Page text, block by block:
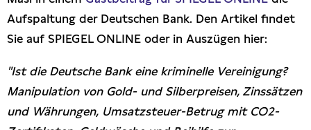
Aufspaltung der Deutschen Bank. Den Artikel findet
Sie auf SPIEGEL ONLINE oder in Auszügen hier:
"Ist die Deutsche Bank eine kriminelle Vereinigung?
Manipulation von Gold- und Silberpreisen, Zinssätzen
und Währungen, Umsatzsteuer-Betrug mit CO2-